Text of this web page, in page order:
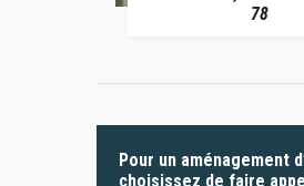
78
Pour un aménagement
choisissez de faire